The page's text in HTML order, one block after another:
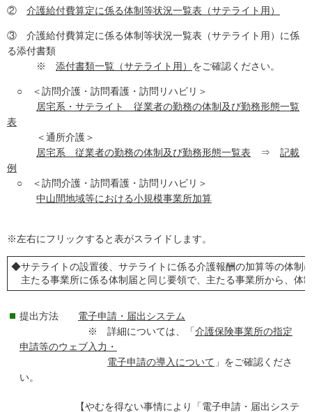
② 介護給付費算定に係る体制等状況一覧表（サテライト用）
③ 介護給付費算定に係る体制等状況一覧表（サテライト用）に係
る添付書類
※ 添付書類一覧（サテライト用） をご確認ください。
○ ＜訪問介護・訪問看護・訪問リハビリ＞
居宅系・サテライト 従業者の勤務の体制及び勤務形態一覧
表
＜通所介護＞
居宅系 従業者の勤務の体制及び勤務形態一覧表 ⇒ 記載
例
○ ＜訪問介護・訪問看護・訪問リハビリ＞
中山間地域等における小規模事業所加算
※左右にフリックすると表がスライドします。
◆サテライトの設置後、サテライトに係る介護報酬の加算等の体制
主たる事業所に係る体制届と同じ要領で、主たる事業所から、体
提出方法 電子申請・届出システム
※ 詳細については、「介護保険事業所の指定
申請等のウェブ入力・
電子申請の導入について 」をご確認くださ
い。
【やむを得ない事情により「電子申請・届出システ